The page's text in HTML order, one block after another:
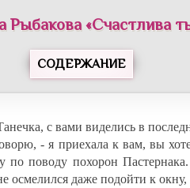
Рыбакова «Счастлива
СОДЕРЖАНИЕ
с вами виделись в
- я приехала к вам, вы
по поводу похорон
осмелился даже подойти к окну,